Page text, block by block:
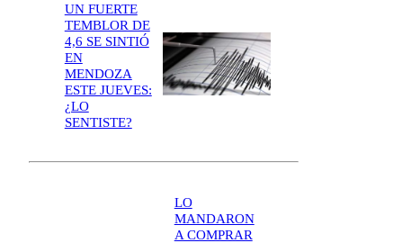
UN FUERTE
TEMBLOR DE
4,6 SE SINTIÓ
EN
MENDOZA
ESTE JUEVES:
¿LO
SENTISTE?
LO
MANDARON
A COMPRAR